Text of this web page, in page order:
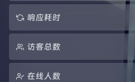
响应耗时
访客总数
在线人数